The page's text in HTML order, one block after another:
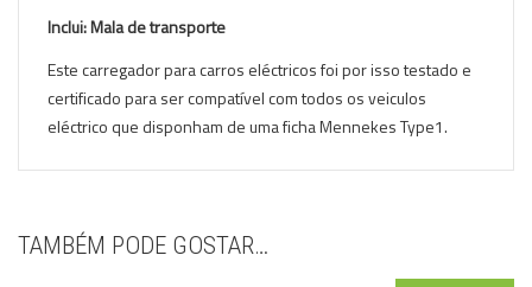
Inclui: Mala de transporte
Este carregador para carros eléctricos foi por isso testado e
certificado para ser compatível com todos os veiculos
eléctrico que disponham de uma ficha Mennekes Type1.
TAMBÉM PODE GOSTAR…